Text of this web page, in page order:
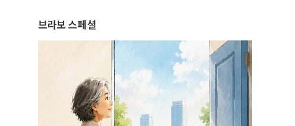
브라보 스페셜